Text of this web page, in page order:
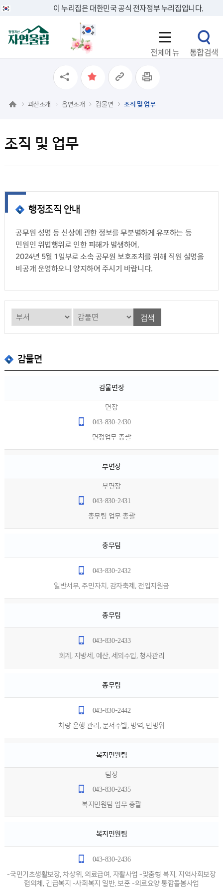
이 누리집은 대한민국 공식 전자정부 누리집입니다.
전체메뉴 통합검색
조직 및 업무
괴산소개 읍면소개 감물면 조직 및 업무
행정조직 안내
공무원 성명 등 신상에 관한 정보를 무분별하게 유포하는 등
민원인 위법행위로 인한 피해가 발생하여,
2024년 5월 1일부로 소속 공무원 보호조치를 위해 직원 실명을
비공개 운영하오니 양지하여 주시기 바랍니다.
검색
감물면
감물면장
면장
043-830-2430
면정업무 총괄
부면장
부면장
043-830-2431
총무팀 업무 총괄
총무팀
043-830-2432
일반서무, 주민자치, 감자축제, 전입지원금
총무팀
043-830-2433
회계, 지방세, 예산, 세외수입, 청사관리
총무팀
043-830-2442
차량 운행 관리, 문서수발, 방역, 민방위
복지민원팀
팀장
043-830-2435
복지민원팀 업무 총괄
복지민원팀
043-830-2436
-국민기초생활보장, 차상위, 의료급여, 자활사업 -맞춤형 복지, 지역사회보장
협의체, 긴급복지 -사회복지 일반, 보훈 -의료요양 통합돌봄사업